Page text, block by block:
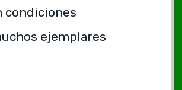
condiciones
ejemplares